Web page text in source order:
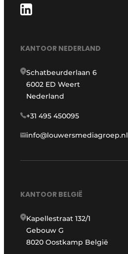
KANTOOR NEDERLAND
Schatbeurderlaan 6
6002 ED Weert
Nederland
+31 495 450095
info@louwersmediagroep.nl
KANTOOR BELGIË
Kapellestraat 132/1
Gebouw G
8020 Oostkamp België